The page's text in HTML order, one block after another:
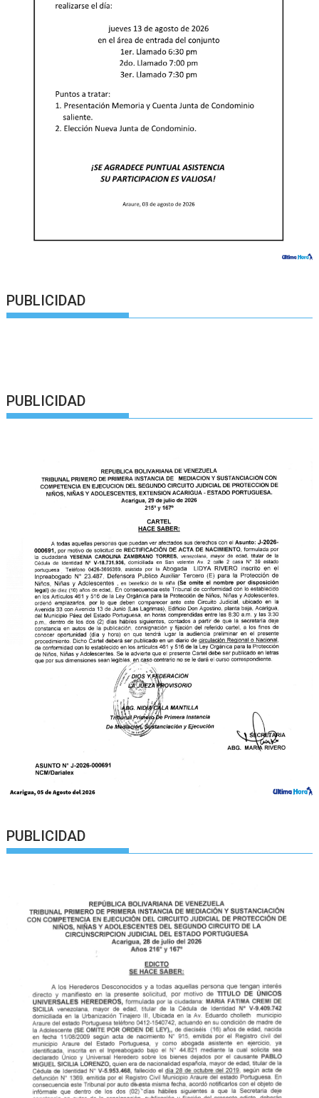
PUBLICIDAD
PUBLICIDAD
PUBLICIDAD